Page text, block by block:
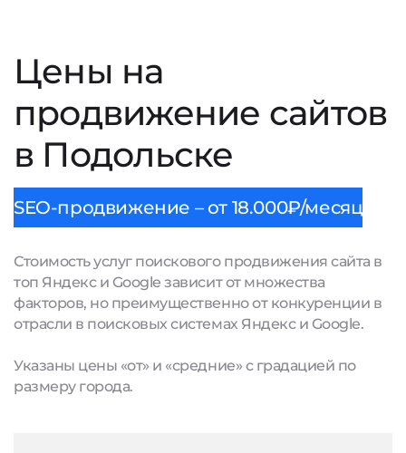
Цены на
продвижение сайтов
в Подольске
SEO-продвижение – от 18.000₽/месяц
Стоимость услуг поискового продвижения сайта в
топ Яндекс и Google зависит от множества
факторов, но преимущественно от конкуренции в
отрасли в поисковых системах Яндекс и Google.
Указаны цены «от» и «средние» с градацией по
размеру города.